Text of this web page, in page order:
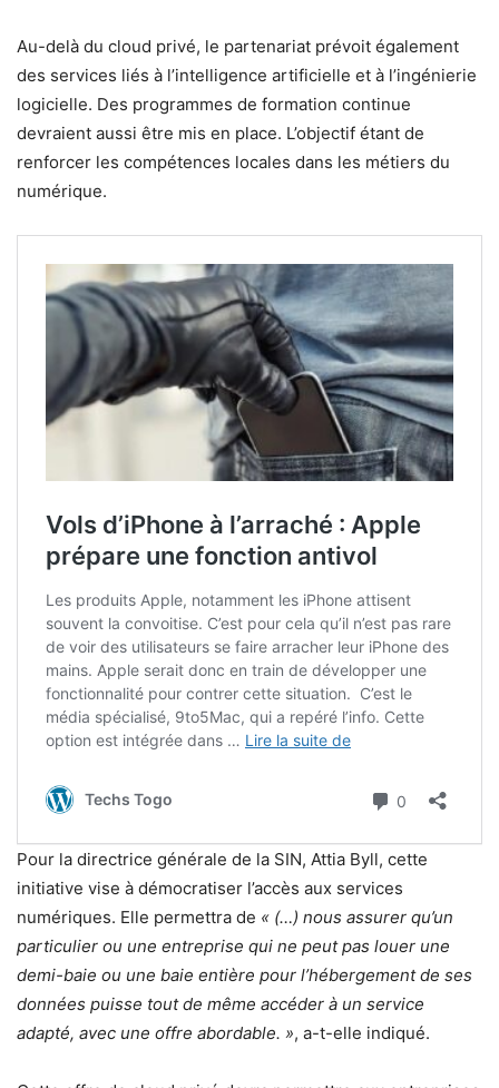
Au-delà du cloud privé, le partenariat prévoit également
des services liés à l’intelligence artificielle et à l’ingénierie
logicielle. Des programmes de formation continue
devraient aussi être mis en place. L’objectif étant de
renforcer les compétences locales dans les métiers du
numérique.
Pour la directrice générale de la SIN, Attia Byll, cette
initiative vise à démocratiser l’accès aux services
numériques. Elle permettra de « (…) nous assurer qu’un
particulier ou une entreprise qui ne peut pas louer une
demi-baie ou une baie entière pour l’hébergement de ses
données puisse tout de même accéder à un service
adapté, avec une offre abordable. », a-t-elle indiqué.